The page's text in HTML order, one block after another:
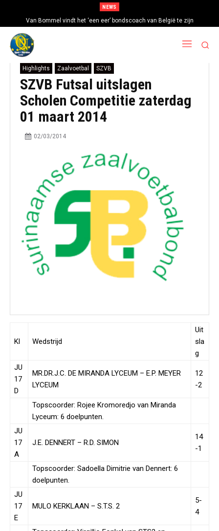
NEWS
Van Bommel vindt het ‘een eer’ bondscoach van België te zijn
Highlights Zaalvoetbal SZVB
SZVB Futsal uitslagen
Scholen Competitie zaterdag
01 maart 2014
02/03/2014
Kl Wedstrijd
Uit
sla
g
JU
17
D
MR.DR.J.C. DE MIRANDA LYCEUM – E.P. MEYER
LYCEUM
12
-2
Topscoorder: Rojee Kromoredjo van Miranda
Lyceum: 6 doelpunten.
JU
17
A
J.E. DENNERT – R.D. SIMON
14
-1
Topscoorder: Sadoella Dimitrie van Dennert: 6
doelpunten.
JU
17
E
MULO KERKLAAN – S.T.S. 2
5-
4